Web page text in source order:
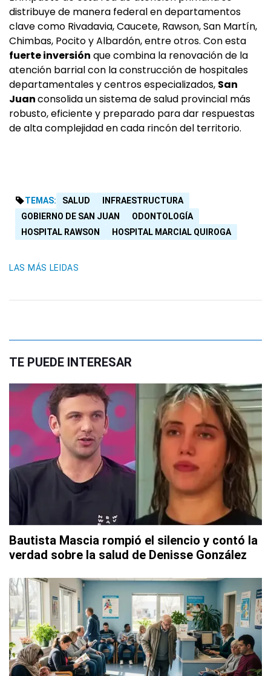
distribuye de manera federal en departamentos
clave como Rivadavia, Caucete, Rawson, San Martín,
Chimbas, Pocito y Albardón, entre otros. Con esta
fuerte inversión que combina la renovación de la
atención barrial con la construcción de hospitales
departamentales y centros especializados, San
Juanconsolida un sistema de salud provincial más
robusto, eficiente y preparado para dar respuestas
de alta complejidad en cada rincón del territorio.
TEMAS: SALUD
INFRAESTRUCTURA
GOBIERNO DE SAN JUAN
ODONTOLOGÍA
HOSPITAL RAWSON
HOSPITAL MARCIAL QUIROGA
LAS MÁS LEIDAS
TE PUEDE INTERESAR
Bautista Mascia rompió el silencio y contó la
verdad sobre la salud de Denisse González